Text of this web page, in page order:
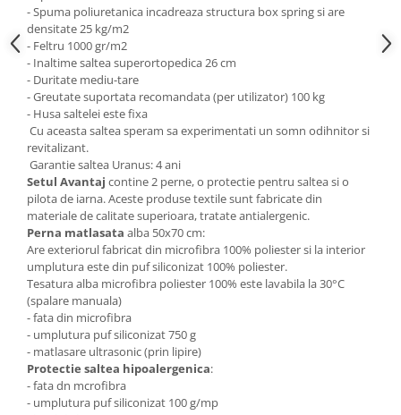
- Spuma poliuretanica incadreaza structura box spring si are
densitate 25 kg/m2
- Feltru 1000 gr/m2
- Inaltime saltea superortopedica 26 cm
- Duritate mediu-tare
- Greutate suportata recomandata (per utilizator) 100 kg
- Husa saltelei este fixa
Cu aceasta saltea speram sa experimentati un somn odihnitor si
revitalizant.
Garantie saltea Uranus: 4 ani
Setul Avantaj contine 2 perne, o protectie pentru saltea si o
pilota de iarna. Aceste produse textile sunt fabricate din
materiale de calitate superioara, tratate antialergenic.
Perna matlasata alba 50x70 cm:
Are exteriorul fabricat din microfibra 100% poliester si la interior
umplutura este din puf siliconizat 100% poliester.
Tesatura alba microfibra poliester 100% este lavabila la 30°C
(spalare manuala)
- fata din microfibra
- umplutura puf siliconizat 750 g
- matlasare ultrasonic (prin lipire)
Protectie saltea hipoalergenica:
- fata dn mcrofibra
- umplutura puf siliconizat 100 g/mp